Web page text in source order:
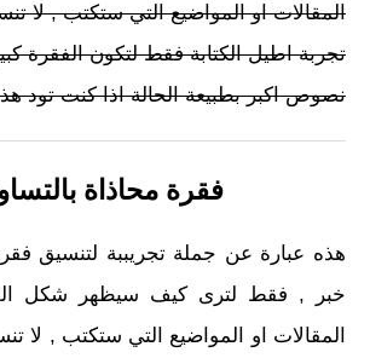
المقالات او المواضيع التي ستكتب , لا
تجربة اطيل الكتابة فقط لتكون الفقرة
نصوص اكبر بطبيعة الحالة اذا كنت تود
فقرة محاذاة
هذه عبارة عن جملة تجريببة لتنسيق
خبر , فقط لترى كيف سيظهر شكل
المقالات او المواضيع التي ستكتب , لا